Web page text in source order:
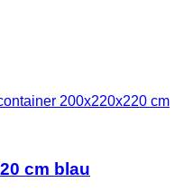
200x220x220 cm
cm blau